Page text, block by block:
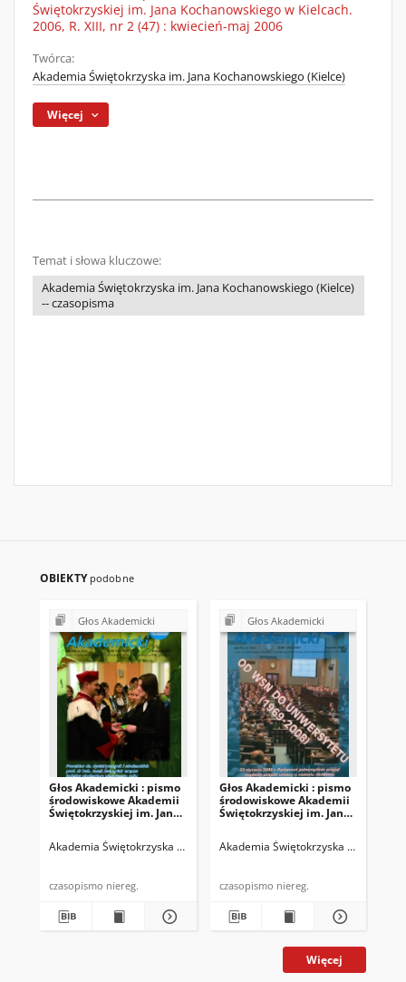
Świętokrzyskiej im. Jana Kochanowskiego w Kielcach.
2006, R. XIII, nr 2 (47) : kwiecień-maj 2006
Twórca:
Akademia Świętokrzyska im. Jana Kochanowskiego (Kielce)
Więcej
Temat i słowa kluczowe:
Akademia Świętokrzyska im. Jana Kochanowskiego (Kielce)
-- czasopisma
OBIEKTY podobne
Głos Akademicki
Głos Akademicki : pismo
środowiskowe Akademii
Świętokrzyskiej im. Jana
Kielcach. 2007, R. XIV, nr
3 (52) : listopad 2007
Akademia Świętokrzyska im. Jana Kochanowskiego (Kielce) Biskup,
czasopismo niereg.
Głos Akademicki
Głos Akademicki : pismo
środowiskowe Akademii
Świętokrzyskiej im. Jana
Kielcach. 2008, R. XV, nr 1
(53) : marzec 2008
Akademia Świętokrzyska im. Jana
czasopismo niereg.
Więcej